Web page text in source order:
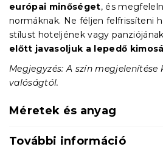
európai minőséget, és
normáknak. Ne féljen felfrissíteni
stílust hoteljének vagy
előtt javasoljuk a lepedő
Megjegyzés: A szín megjelenítése
valóságtól.
Méretek és anyag
További információ